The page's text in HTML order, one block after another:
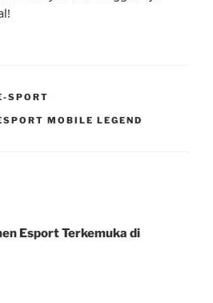
SPORT
MOBILE LEGEND
Esport Terkemuka di